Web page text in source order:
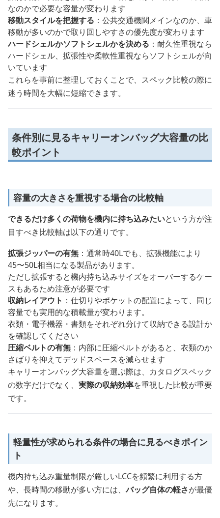
なのかで必要な容量が変わります
移動スタイルを把握する ：公共交通機関メインなのか、車
移動が多いのかで取り回しやすさの優先度が変わります
ハードシェルかソフトシェルかを決める ：耐久性重視なら
ハードシェル、拡張性や柔軟性重視ならソフトシェルが向
いています
これらを事前に整理しておくことで、スペック比較の際に
迷う時間を大幅に短縮できます。
条件別に見るキャリーオンバッグ大容量の比
較ポイント
容量の大きさを重視する場合の比較軸
できるだけ多くの荷物を機内に持ち込みたいという方が注
目すべき比較軸は以下の通りです。
拡張ジッパーの有無 ：通常時40Lでも、拡張機能により
45〜50L相当になる製品があります。
ただし拡張すると機内持ち込みサイズをオーバーするケー
スもあるため注意が必要です
収納レイアウト ：仕切りやポケットの配置によって、同じ
容量でも実用的な積載量が変わります。
衣類・電子機器・書類をそれぞれ分けて収納できる設計か
を確認してください
圧縮ベルトの有無 ：内部に圧縮ベルトがあると、衣類のか
さばりを抑えてデッドスペースを減らせます
キャリーオンバッグ大容量を選ぶ際は、カタログスペック
の数字だけでなく、 実際の収納効率を重視した比較が重要
です。
軽量性が求められる条件の場合に見るべきポイン
ト
機内持ち込み重量制限が厳しいLCCを頻繁に利用する方
や、長時間の移動が多い方には、バッグ自体の軽さが最優
先になります。